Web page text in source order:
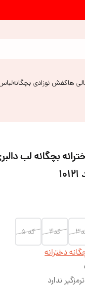
هاکفش نوزادی بچگانه
بچگانه لب
کد۴ کد ۵
دخترانه
ندارد